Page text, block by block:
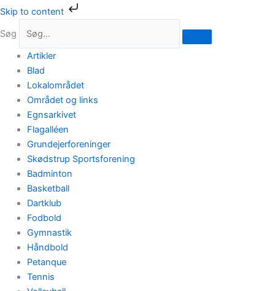
Skip to content
Gå
indholdet
Søg
Artikler
Blad
Lokalområdet
Området og links
Egnsarkivet
Flagalléen
Grundejerforeninger
Skødstrup Sportsforening
Badminton
Basketball
Dartklub
Fodbold
Gymnastik
Håndbold
Petanque
Tennis